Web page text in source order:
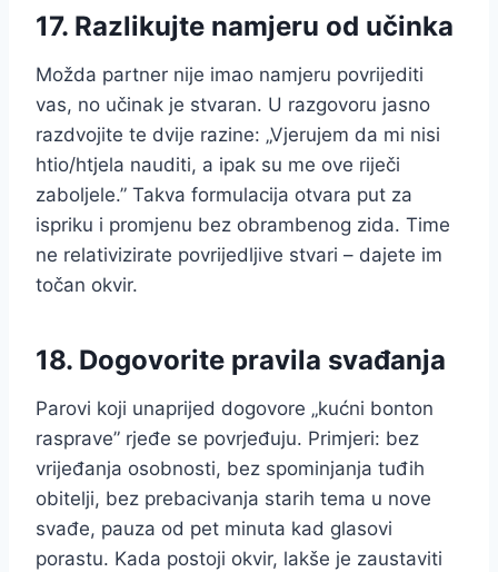
17. Razlikujte namjeru od učinka
Možda partner nije imao namjeru povrijediti
vas, no učinak je stvaran. U razgovoru jasno
razdvojite te dvije razine: „Vjerujem da mi nisi
htio/htjela nauditi, a ipak su me ove riječi
zaboljele.” Takva formulacija otvara put za
ispriku i promjenu bez obrambenog zida. Time
ne relativizirate povrijedljive stvari – dajete im
točan okvir.
18. Dogovorite pravila svađanja
Parovi koji unaprijed dogovore „kućni bonton
rasprave” rjeđe se povrjeđuju. Primjeri: bez
vrijeđanja osobnosti, bez spominjanja tuđih
obitelji, bez prebacivanja starih tema u nove
svađe, pauza od pet minuta kad glasovi
porastu. Kada postoji okvir, lakše je zaustaviti